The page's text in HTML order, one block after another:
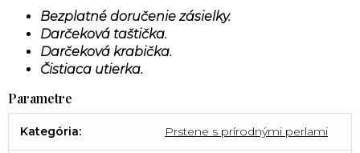
Bezplatné doručenie zásielky.
Darčeková taštička.
Darčeková krabička.
Čistiaca utierka.
Kategória: Prstene s prírodnými perlami